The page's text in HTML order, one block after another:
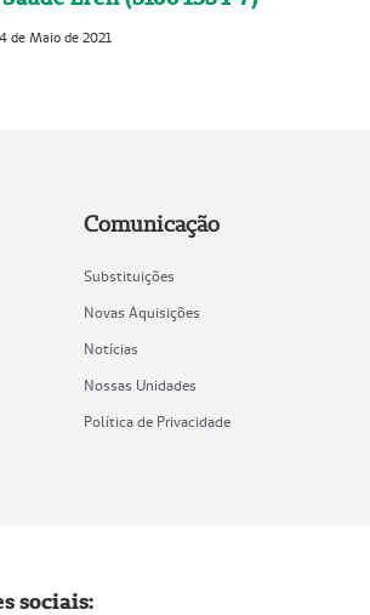
de Maio de 2021
Comunicação
Substituições
Novas Aquisições
Notícias
Nossas Unidades
Política de Privacidade
sociais: